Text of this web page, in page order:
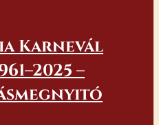
Karnevál
–